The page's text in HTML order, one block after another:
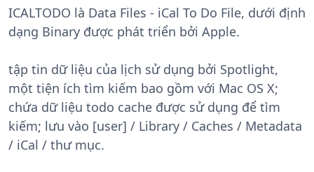
ICALTODO là Data Files - iCal To Do File, dưới định
dạng Binary được phát triển bởi Apple.
tập tin dữ liệu của lịch sử dụng bởi Spotlight,
một tiện ích tìm kiếm bao gồm với Mac OS X;
chứa dữ liệu todo cache được sử dụng để tìm
kiếm; lưu vào [user] / Library / Caches / Metadata
/ iCal / thư mục.